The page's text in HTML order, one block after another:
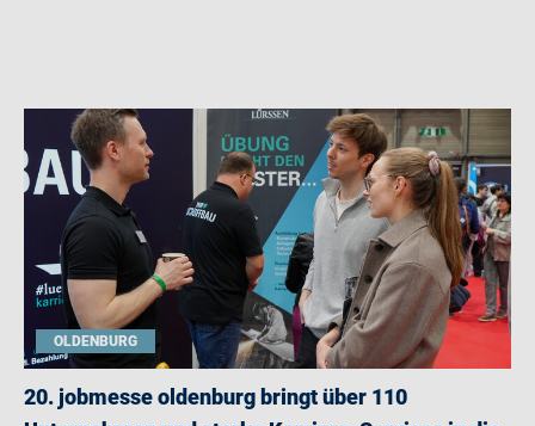
OLDENBURG
20. jobmesse oldenburg bringt über 110